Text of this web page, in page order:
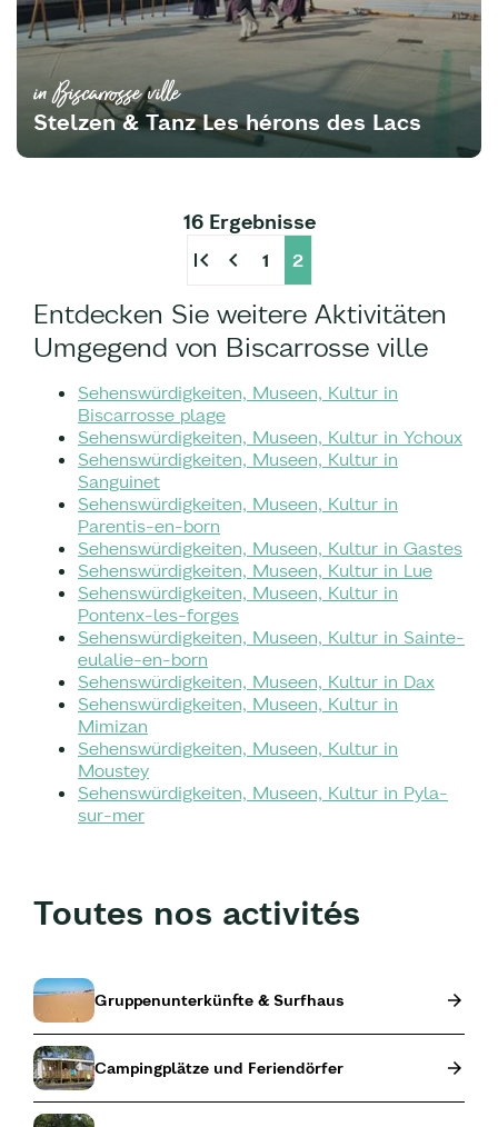
in Biscarrosse ville
Stelzen & Tanz Les hérons des Lacs
16 Ergebnisse
first_page chevron_left 1 2
Entdecken Sie weitere Aktivitäten
Umgegend von Biscarrosse ville
Sehenswürdigkeiten, Museen, Kultur in
Biscarrosse plage
Sehenswürdigkeiten, Museen, Kultur in Ychoux
Sehenswürdigkeiten, Museen, Kultur in
Sanguinet
Sehenswürdigkeiten, Museen, Kultur in
Parentis-en-born
Sehenswürdigkeiten, Museen, Kultur in Gastes
Sehenswürdigkeiten, Museen, Kultur in Lue
Sehenswürdigkeiten, Museen, Kultur in
Pontenx-les-forges
Sehenswürdigkeiten, Museen, Kultur in Sainte-
eulalie-en-born
Sehenswürdigkeiten, Museen, Kultur in Dax
Sehenswürdigkeiten, Museen, Kultur in
Mimizan
Sehenswürdigkeiten, Museen, Kultur in
Moustey
Sehenswürdigkeiten, Museen, Kultur in Pyla-
sur-mer
Toutes nos activités
Gruppenunterkünfte & Surfhaus
Campingplätze und Feriendörfer